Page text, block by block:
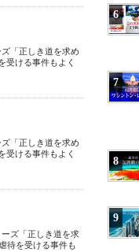
「正しき道を求め
ける事件もよく
「正しき道を求め
ける事件もよく
ズ「正しき道を求
待を受ける事件も
6
7
8
9